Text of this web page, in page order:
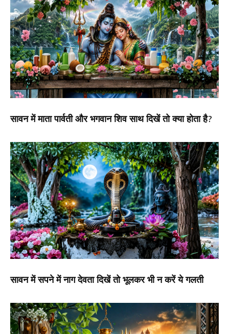
सावन में माता पार्वती और भगवान शिव साथ दिखें तो क्या होता है?
सावन में सपने में नाग देवता दिखें तो भूलकर भी न करें ये गलती